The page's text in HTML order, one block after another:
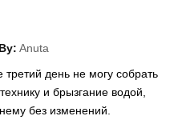
By: Anuta
день не могу собрать
и брызгание водой,
без изменений.